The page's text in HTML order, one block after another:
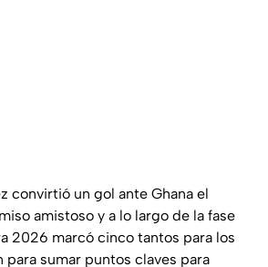
convirtió un gol ante Ghana el
amistoso y a lo largo de la fase
2026 marcó cinco tantos para los
para sumar puntos claves para